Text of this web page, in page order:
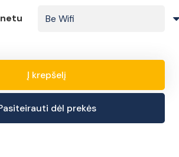
4612,00 €
Į krepšelį
dėl prekės